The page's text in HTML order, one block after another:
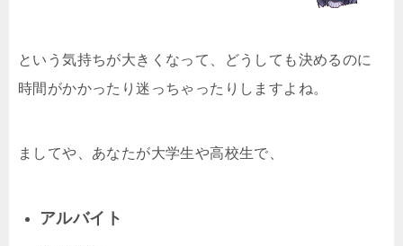
という気持ちが大きくなって、どうしても決めるのに
時間がかかったり迷っちゃったりしますよね。
ましてや、あなたが大学生や高校生で、
アルバイト